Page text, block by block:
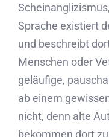
Sprache existiert
und beschreibt
Menschen oder
geläufige,
ab einem
nicht, denn alte
bekommen dort